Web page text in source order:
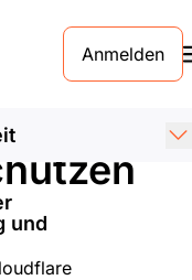
Anmelden
mit
und